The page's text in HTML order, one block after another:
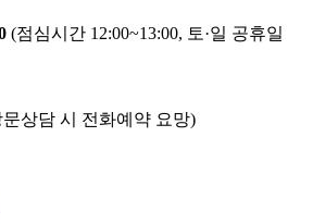
(점심시간 12:00~13:00, 토·일 공휴일
문상담 시 전화예약 요망)